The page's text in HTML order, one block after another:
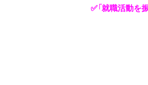
✅「就職活動を